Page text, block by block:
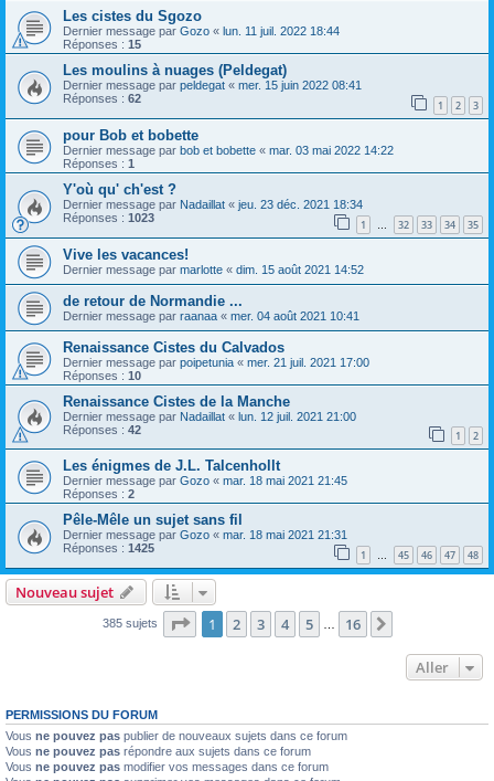
Les cistes du Sgozo
Dernier message par Gozo « lun. 11 juil. 2022 18:44
Réponses : 15
Les moulins à nuages (Peldegat)
Dernier message par peldegat « mer. 15 juin 2022 08:41
Réponses : 62 1 2 3
pour Bob et bobette
Dernier message par bob et bobette « mar. 03 mai 2022 14:22
Réponses : 1
Y'où qu' ch'est ?
Dernier message par Nadaillat « jeu. 23 déc. 2021 18:34
Réponses : 1023 1 … 32 33 34 35
Vive les vacances!
Dernier message par marlotte « dim. 15 août 2021 14:52
de retour de Normandie ...
Dernier message par raanaa « mer. 04 août 2021 10:41
Renaissance Cistes du Calvados
Dernier message par poipetunia « mer. 21 juil. 2021 17:00
Réponses : 10
Renaissance Cistes de la Manche
Dernier message par Nadaillat « lun. 12 juil. 2021 21:00
Réponses : 42 1 2
Les énigmes de J.L. Talcenhollt
Dernier message par Gozo « mar. 18 mai 2021 21:45
Réponses : 2
Pêle-Mêle un sujet sans fil
Dernier message par Gozo « mar. 18 mai 2021 21:31
Réponses : 1425 1 … 45 46 47 48
Nouveau sujet
385 sujets Page 1sur16
1 2 3 4 5 16
Aller
PERMISSIONS DU FORUM
Vous ne pouvez pas publier de nouveaux sujets dans ce forum
Vous ne pouvez pas répondre aux sujets dans ce forum
Vous ne pouvez pas modifier vos messages dans ce forum